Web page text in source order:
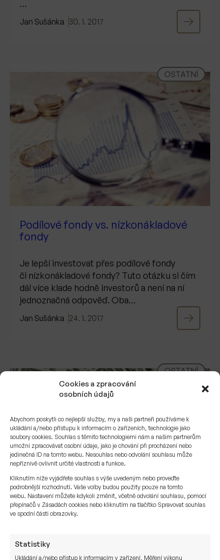
Cookies a zpracování
osobních údajů
Abychom poskytli co nejlepší služby, my a naši partneři používáme k
ukládání a/nebo přístupu k informacím o zařízeních, technologie jako
soubory cookies. Souhlas s těmito technologiemi nám a našim partnerům
umožní zpracovávat osobní údaje, jako je chování při procházení nebo
jedinečná ID na tomto webu. Nesouhlas nebo odvolání souhlasu může
nepříznivě ovlivnit určité vlastnosti a funkce.
Kliknutím níže vyjádřete souhlas s výše uvedeným nebo proveďte
podrobnější rozhodnutí. Vaše volby budou použity pouze na tomto
webu. Nastavení můžete kdykoli změnit, včetně odvolání souhlasu, pomocí
přepínačů v Zásadách cookies nebo kliknutím na tlačítko Spravovat souhlas
ve spodní části obrazovky.
Statistiky
Ukládání a/nebo přístup k informacím v zařízení, Měření výkonu
…
Jan Sušánka 30. 1. 2017
OSTATNÍ
Podílové fondy vs. nízkonákladové
fondy
Je lepší investovat přes podílové fondy
či nízkonákladové fondy? Tuto otázku si čím
dál více klade hodně investorů a není na ní
jednoznačná odpověď. Oba…
Jan Sušánka 24. 1. 2017
OSTATNÍ
Stále více lidí využívají konzervativního